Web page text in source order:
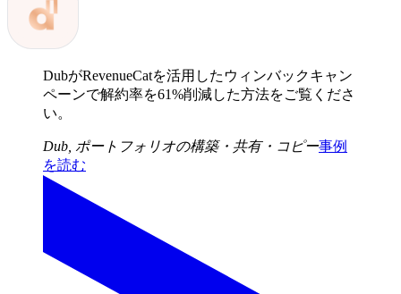
DubがRevenueCatを活用したウィンバックキャン
ペーンで解約率を61%削減した方法をご覧くださ
い。
Dub ポートフォリオの構築・共有・コピー事例
を読む